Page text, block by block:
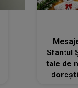
Sfântul
tale de